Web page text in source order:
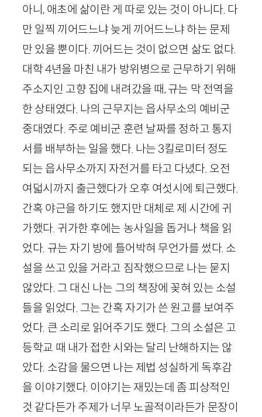
아니, 애초에 삶이란 게 따로 있는 것이 아니다. 다
만 일찍 끼어드느냐 늦게 끼어드느냐 하는 문제
만 있을 뿐이다. 끼어드는 것이 없으면 삶도 없다.
대학 4년을 마친 내가 방위병으로 근무하기 위해
주소지인 고향 집에 내려갔을 때, 규는 막 전역을
한 상태였다. 나의 근무지는 읍사무소의 예비군
중대였다. 주로 예비군 훈련 날짜를 정하고 통지
서를 배부하는 일을 했다. 나는 3킬로미터 정도
되는 읍사무소까지 자전거를 타고 다녔다. 오전
여덟시까지 출근했다가 오후 여섯시에 퇴근했다.
간혹 야근을 하기도 했지만 대체로 제 시간에 귀
가했다. 귀가한 후에는 농사일을 돕거나 책을 읽
었다. 규는 자기 방에 틀어박혀 무언가를 썼다. 소
설을 쓰고 있을 거라고 짐작했으므로 나는 묻지
않았다. 그 대신 나는 그의 책장에 꽂혀 있는 소설
들을 읽었다. 그는 간혹 자기가 쓴 원고를 보여주
었다. 큰 소리로 읽어주기도 했다. 그의 소설은 고
등학교 때 내가 접한 시와는 달리 난해하지는 않
았다. 소감을 물으면 나는 제법 성실하게 독후감
을 이야기했다. 이야기는 재밌는데 좀 피상적인
것 같다든가 주제가 너무 노골적이라든가 문장이